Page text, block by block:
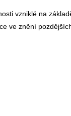
vzniklé na
ve znění
V
Petr